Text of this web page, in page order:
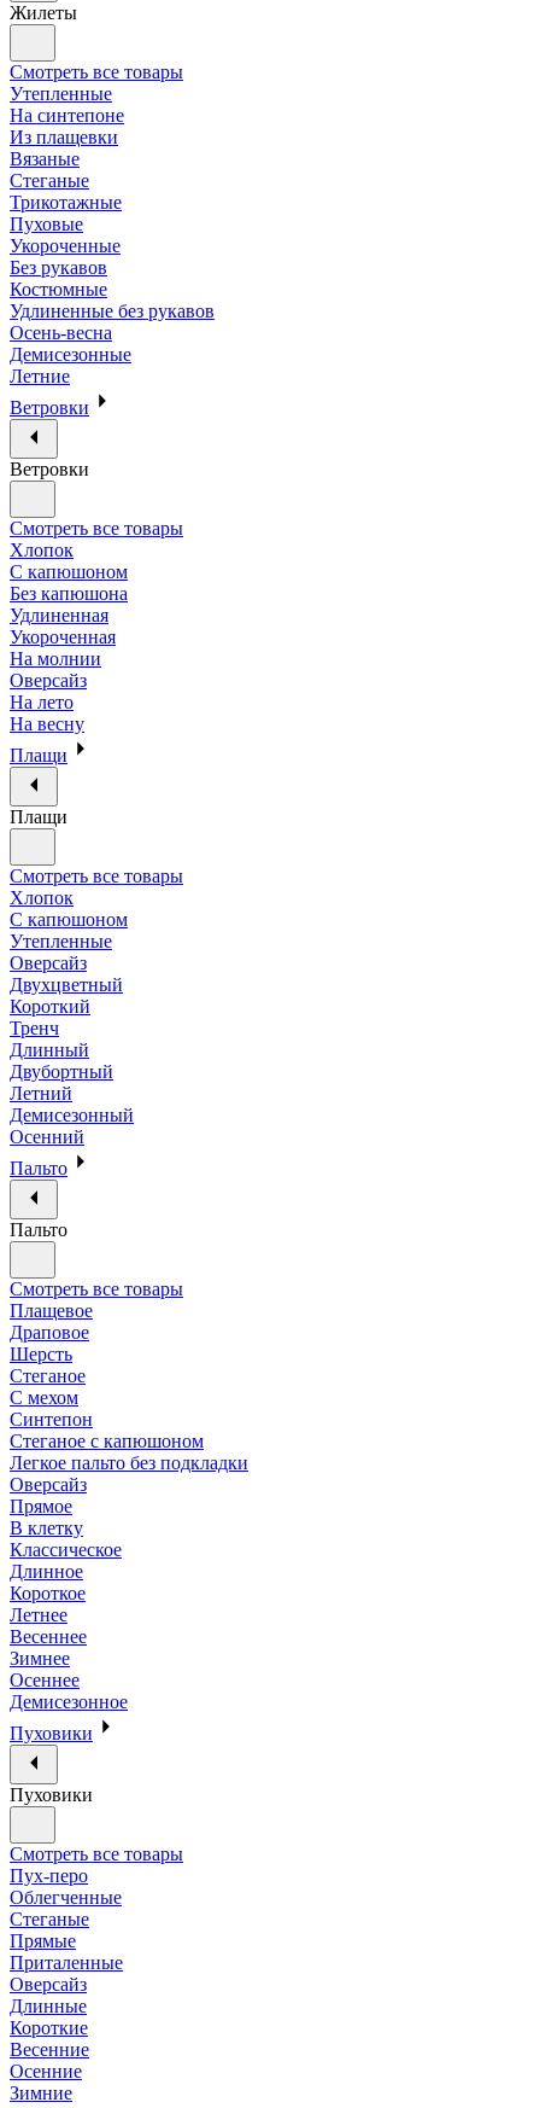
Жилеты
Смотреть все товары
Утепленные
На синтепоне
Из плащевки
Вязаные
Стеганые
Трикотажные
Пуховые
Укороченные
Без рукавов
Костюмные
Удлиненные без рукавов
Осень-весна
Демисезонные
Летние
Ветровки
Ветровки
Смотреть все товары
Хлопок
С капюшоном
Без капюшона
Удлиненная
Укороченная
На молнии
Оверсайз
На лето
На весну
Плащи
Плащи
Смотреть все товары
Хлопок
С капюшоном
Утепленные
Оверсайз
Двухцветный
Короткий
Тренч
Длинный
Двубортный
Летний
Демисезонный
Осенний
Пальто
Пальто
Смотреть все товары
Плащевое
Драповое
Шерсть
Стеганое
С мехом
Синтепон
Стеганое с капюшоном
Легкое пальто без подкладки
Оверсайз
Прямое
В клетку
Классическое
Длинное
Короткое
Летнее
Весеннее
Зимнее
Осеннее
Демисезонное
Пуховики
Пуховики
Смотреть все товары
Пух-перо
Облегченные
Стеганые
Прямые
Приталенные
Оверсайз
Длинные
Короткие
Весенние
Осенние
Зимние